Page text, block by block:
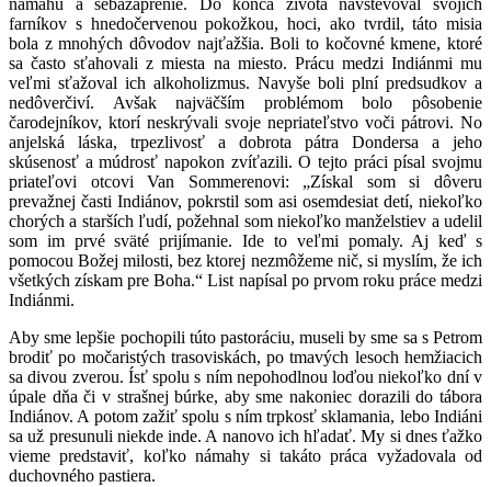
námahu a sebazaprenie. Do konca života navštevoval svojich
farníkov s hnedočervenou pokožkou, hoci, ako tvrdil, táto misia
bola z mnohých dôvodov najťažšia. Boli to kočovné kmene, ktoré
sa často sťahovali z miesta na miesto. Prácu medzi Indiánmi mu
veľmi sťažoval ich alkoholizmus. Navyše boli plní predsudkov a
nedôverčiví. Avšak najväčším problémom bolo pôsobenie
čarodejníkov, ktorí neskrývali svoje nepriateľstvo voči pátrovi. No
anjelská láska, trpezlivosť a dobrota pátra Dondersa a jeho
skúsenosť a múdrosť napokon zvíťazili. O tejto práci písal svojmu
priateľovi otcovi Van Sommerenovi: „Získal som si dôveru
prevažnej časti Indiánov, pokrstil som asi osemdesiat detí, niekoľko
chorých a starších ľudí, požehnal som niekoľko manželstiev a udelil
som im prvé sväté prijímanie. Ide to veľmi pomaly. Aj keď s
pomocou Božej milosti, bez ktorej nezmôžeme nič, si myslím, že ich
všetkých získam pre Boha.“ List napísal po prvom roku práce medzi
Indiánmi.
Aby sme lepšie pochopili túto pastoráciu, museli by sme sa s Petrom
brodiť po močaristých trasoviskách, po tmavých lesoch hemžiacich
sa divou zverou. Ísť spolu s ním nepohodlnou loďou niekoľko dní v
úpale dňa či v strašnej búrke, aby sme nakoniec dorazili do tábora
Indiánov. A potom zažiť spolu s ním trpkosť sklamania, lebo Indiáni
sa už presunuli niekde inde. A nanovo ich hľadať. My si dnes ťažko
vieme predstaviť, koľko námahy si takáto práca vyžadovala od
duchovného pastiera.